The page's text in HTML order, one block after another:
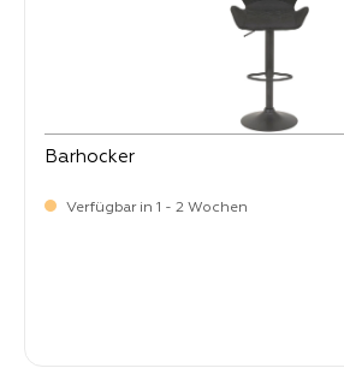
Barhocker
Verfügbar in 1 - 2 Wochen